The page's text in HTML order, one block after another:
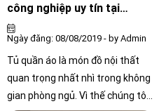
công nghiệp uy tín tại
tphcm
Ngày đăng: 08/08/2019 - by Admin
Tủ quần áo là món đồ nội thất
quan trọng nhất nhì trong không
gian phòng ngủ. Vì thế chúng tôi